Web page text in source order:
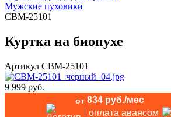
Мужские пуховики
CBM-25101
Куртка на биопухе
Артикул CBM-25101
9 999 руб.
от 834 руб./мес
оплата авансом